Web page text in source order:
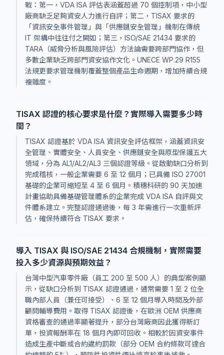
戰：第一，VDA ISA 評估表涵蓋超過 70 個控制項，中小型
廠商缺乏足夠資安人力進行自評；第二，TISAX 要求的
「資訊安全事件管理」與「供應鏈安全管理」機制在傳統
IT 架構中往往付之闕如；第三，ISO/SAE 21434 要求的
TARA（威脅分析與風險評估）方法論需要跨部門協作，但
多數企業缺乏跨部門資安協作文化。UNECE WP.29 R155
法規更要求管理機制覆蓋整個產品生命週期，增加持續合規
複雜度。
TISAX 認證的核心要求是什麼？實際導入需要多少時
間？
TISAX 認證基於 VDA ISA 資訊安全評估框架，涵蓋資訊安
全管理、實體安全、人員安全、供應鏈安全與原型保護五大
領域，分為 AL1/AL2/AL3 三個認證等級。從啟動缺口分析到
完成稽核，一般企業需要 6 至 12 個月；已具備 ISO 27001
基礎的企業可縮短至 4 至 6 個月。積穗科研的 90 天加速
計畫協助具備基礎管理體系的企業完成 VDA ISA 自評與文
件體系建立。完整認證通過後，每 3 年需進行一次重新評
估，確保持續符合 TISAX 要求。
導入 TISAX 與 ISO/SAE 21434 合規機制，實際需要
投入多少資源與預期效益？
台灣中型汽車零件廠（員工 200 至 500 人）的典型案例顯
示，從缺口分析到 TISAX 認證通過，通常需要 1 至 2 位全
職內部人員（兼任可接受）、6 至 12 個月導入時間及外部
顧問輔導費用。取得 TISAX 認證後，在歐洲 OEM 供應商
資格審查的通過率顯著提升，部分台灣廠商因此獲得新訂
單，投資報酬率在 18 個月內即可回收。相較於因資安事件
造成生產中斷或合約違約罰款（部分 OEM 合約條款可達合